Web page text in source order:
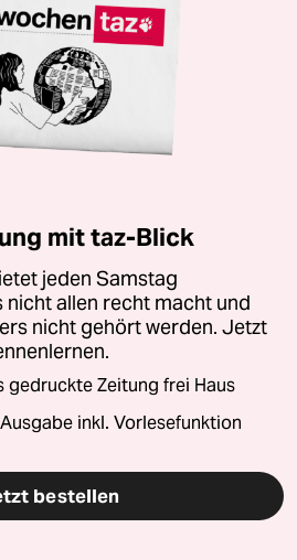
mit taz-Blick
jeden Samstag
allen recht macht und
nicht gehört werden. Jetzt
gedruckte Zeitung frei Haus
inkl. Vorlesefunktion
bestellen